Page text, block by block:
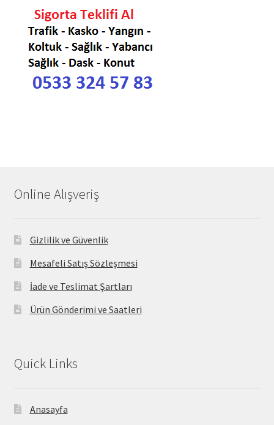
Online Alışveriş
Gizlilik ve Güvenlik
Mesafeli Satış Sözleşmesi
İade ve Teslimat Şartları
Ürün Gönderimi ve Saatleri
Quick Links
Anasayfa